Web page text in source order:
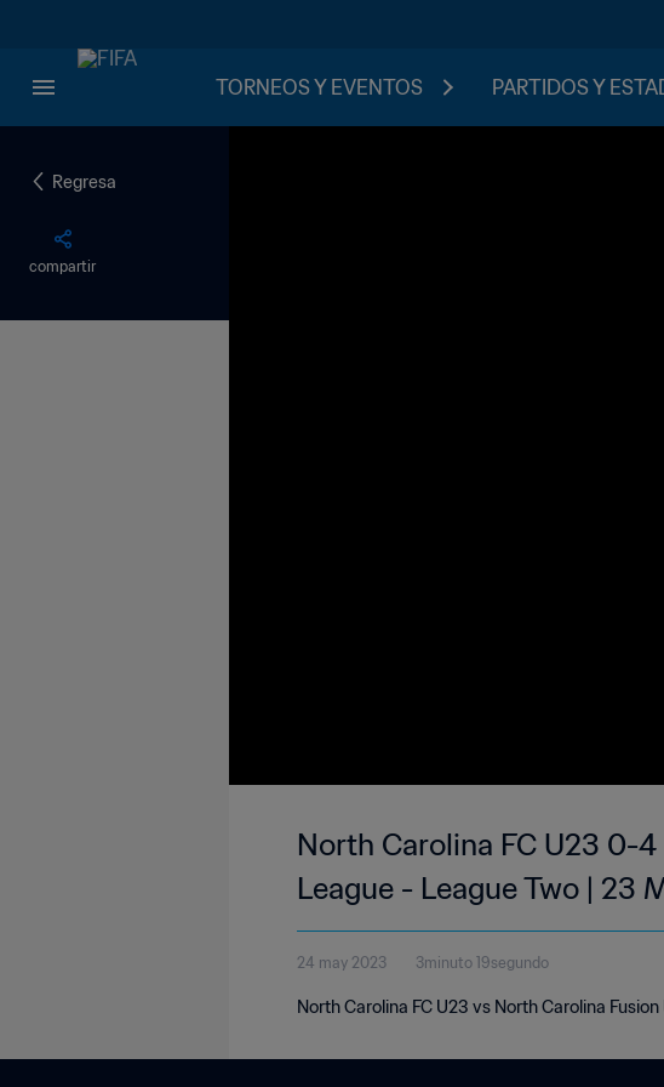
TORNEOS Y EVENTOS PARTIDOS Y
Regresa
compartir
North Carolina FC U23 0-
League - League Two | 23
24 may 2023 3minuto 19segundo
North Carolina FC U23 vs North Carolina